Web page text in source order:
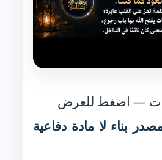
— اضغط للعرض
بناء لا مادة دفاعية